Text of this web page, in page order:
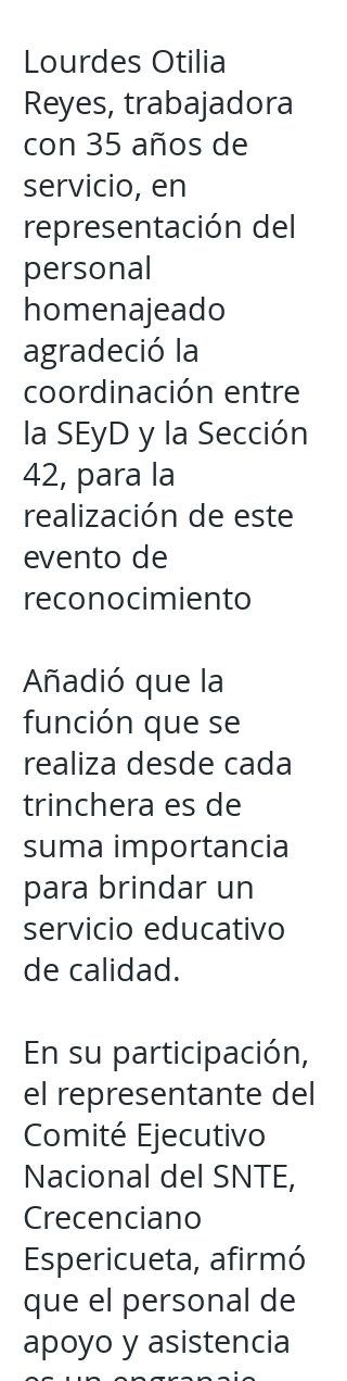
Lourdes Otilia
Reyes, trabajadora
con 35 años de
servicio, en
representación del
personal
homenajeado
agradeció la
coordinación entre
la SEyD y la Sección
42, para la
realización de este
evento de
reconocimiento
Añadió que la
función que se
realiza desde cada
trinchera es de
suma importancia
para brindar un
servicio educativo
de calidad.
En su participación,
el representante del
Comité Ejecutivo
Nacional del SNTE,
Crecenciano
Espericueta, afirmó
que el personal de
apoyo y asistencia